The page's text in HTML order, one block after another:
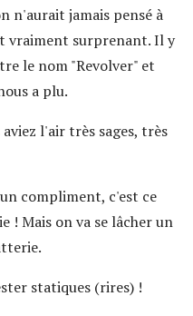
n'aurait jamais pensé à
vraiment surprenant. Il y
le nom "Revolver" et
a plu.
l'air très sages, très
compliment, c'est ce
! Mais on va se lâcher un
statiques (rires) !